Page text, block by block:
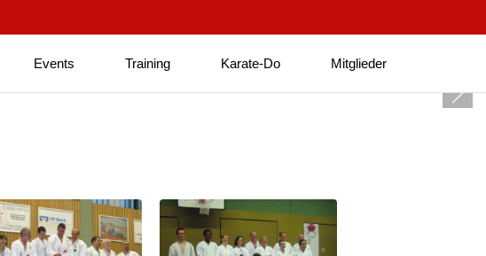
Events Training Karate-Do Mitglieder